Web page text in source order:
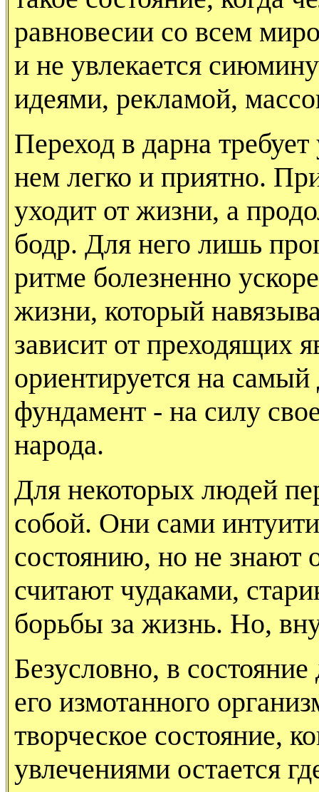
равновесии со всем
и не увлекается
идеями, рекламой,
Переход в дарна
нем легко и приятно.
уходит от жизни, а
бодр. Для него лишь
ритме болезненно
жизни, ко­торый
зависит от преходящих
ориентируется на
фундамент - на силу
народа.
Для некоторых людей
собой. Они сами
состоянию, но не знают
считают чудаками,
борьбы за жизнь. Но,
Безусловно, в
его измо­танного
творческое состояние,
увлечениями остается